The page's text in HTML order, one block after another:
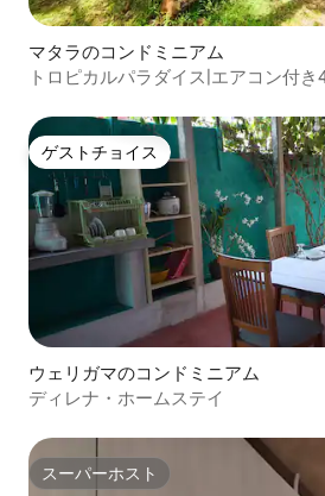
マタラのコンドミニアム
トロピカルパラダイス|エアコン付き
ゲストチョイス
ゲストチョイス
ウェリガマのコンドミニアム
ディレナ・ホームステイ
スーパーホスト
スーパーホスト